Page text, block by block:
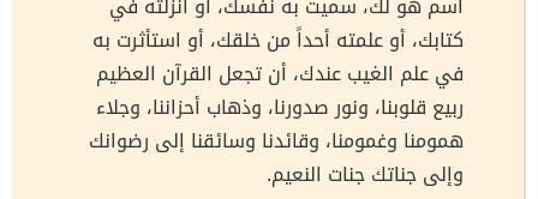
كتابك، أو علمته أحداً من خلقك، أو استأثرت به
في علم الغيب عندك، أن تجعل القرآن العظيم
ربيع قلوبنا، ونور صدورنا، وذهاب أحزاننا، وجلاء
همومنا وغمومنا، وقائدنا وسائقنا إلى رضوانك
وإلى جناتك جنات النعيم.